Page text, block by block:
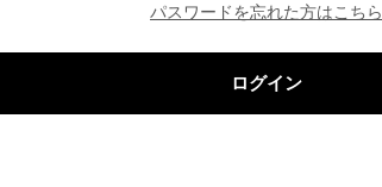
パスワードを忘れた方はこちら
ログイン